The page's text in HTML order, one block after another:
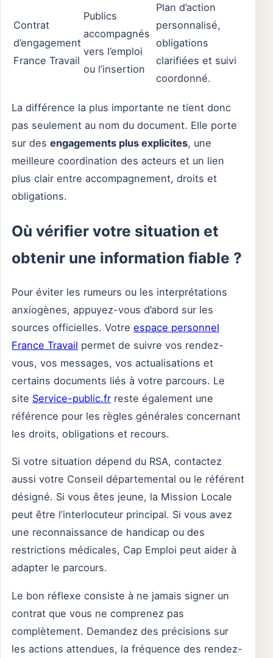
Contrat
d’engagement
France Travail
Publics
accompagnés
vers l’emploi
ou l’insertion
Plan d’action
personnalisé,
obligations
clarifiées et suivi
coordonné.
La différence la plus importante ne tient donc
pas seulement au nom du document. Elle porte
sur des engagements plus explicites, une
meilleure coordination des acteurs et un lien
plus clair entre accompagnement, droits et
obligations.
Où vérifier votre situation et
obtenir une information fiable ?
Pour éviter les rumeurs ou les interprétations
anxiogènes, appuyez-vous d’abord sur les
sources officielles. Votre espace personnel
France Travail permet de suivre vos rendez-
vous, vos messages, vos actualisations et
certains documents liés à votre parcours. Le
site Service-public.fr reste également une
référence pour les règles générales concernant
les droits, obligations et recours.
Si votre situation dépend du RSA, contactez
aussi votre Conseil départemental ou le référent
désigné. Si vous êtes jeune, la Mission Locale
peut être l’interlocuteur principal. Si vous avez
une reconnaissance de handicap ou des
restrictions médicales, Cap Emploi peut aider à
adapter le parcours.
Le bon réflexe consiste à ne jamais signer un
contrat que vous ne comprenez pas
complètement. Demandez des précisions sur
les actions attendues, la fréquence des rendez-